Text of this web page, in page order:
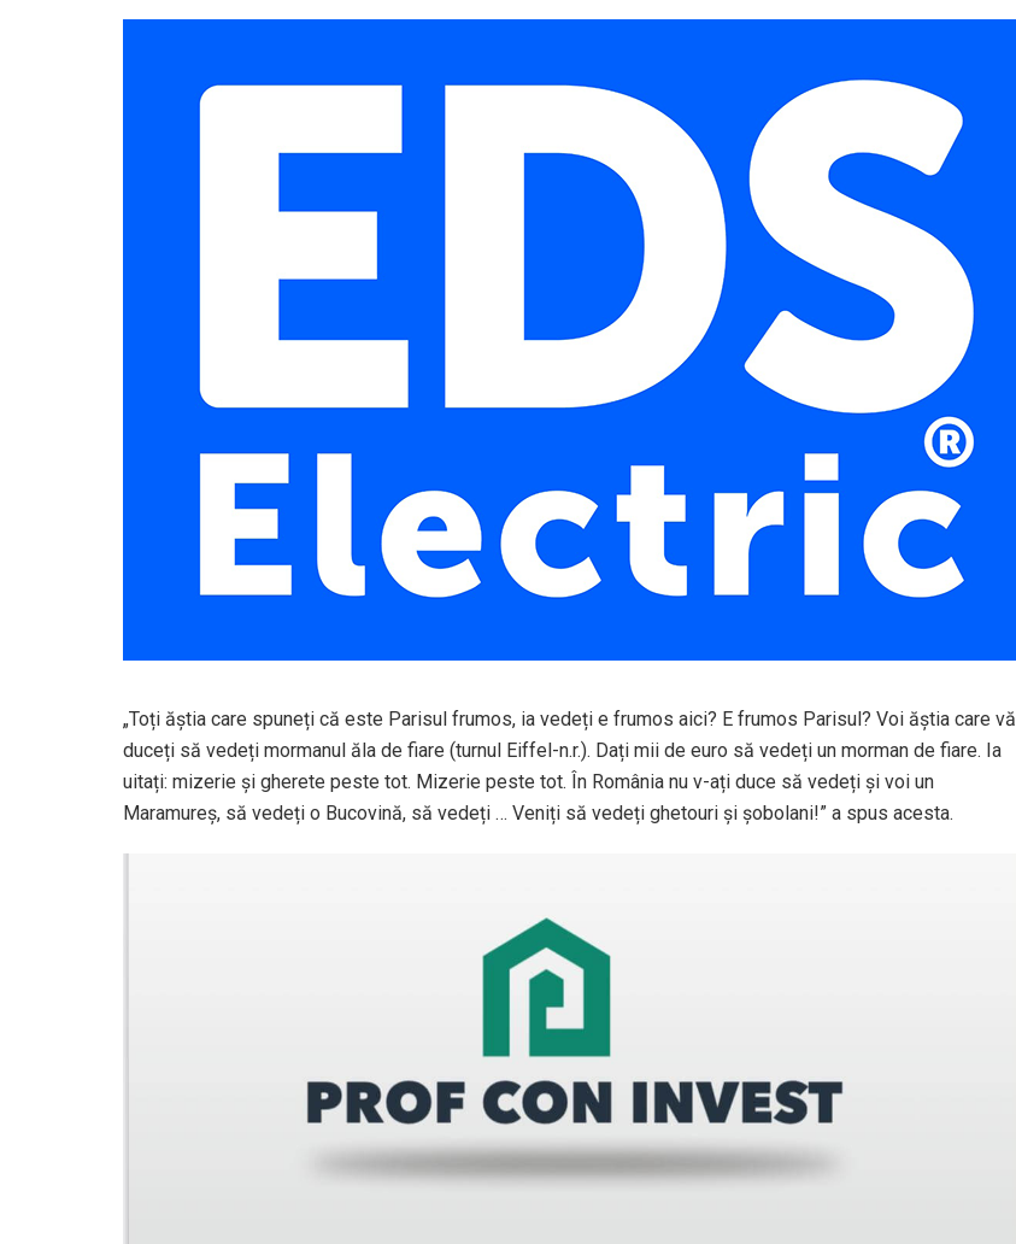
„Toți ăștia care spuneți că este Parisul frumos, ia vedeți e frumos aici? E frumos Parisul? Voi ăștia care vă
duceți să vedeți mormanul ăla de fiare (turnul Eiffel-n.r.). Dați mii de euro să vedeți un morman de fiare. Ia
uitați: mizerie și gherete peste tot. Mizerie peste tot. În România nu v-ați duce să vedeți și voi un
Maramureș, să vedeți o Bucovină, să vedeți … Veniți să vedeți ghetouri și șobolani!” a spus acesta.